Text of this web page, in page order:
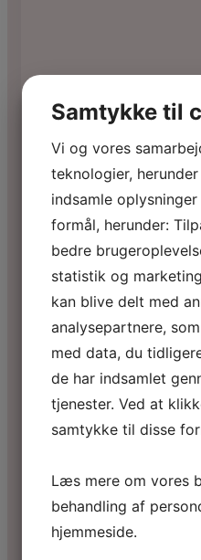
Samtykke til
Vi og vores
teknologier,
indsamle
formål, herunder:
bedre
statistik og
kan blive delt med
analysepartnere,
med data, du
de har indsamlet
tjenester. Ved at
samtykke til disse
Læs mere om vores
behandling af
hjemmeside.